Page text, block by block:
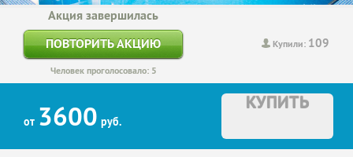
Купили: 109
Акция завершилась
ПОВТОРИТЬ АКЦИЮ
Человек проголосовало: 5
от 3600 руб.
КУПИТЬ